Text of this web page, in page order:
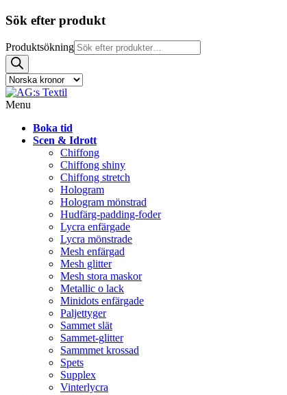
Sök efter produkt
Produktsökning
Menu
Boka tid
Scen & Idrott
Chiffong
Chiffong shiny
Chiffong stretch
Hologram
Hologram mönstrad
Hudfärg-padding-foder
Lycra enfärgade
Lycra mönstrade
Mesh enfärgad
Mesh glitter
Mesh stora maskor
Metallic o lack
Minidots enfärgade
Paljettyger
Sammet slät
Sammet-glitter
Sammmet krossad
Spets
Supplex
Vinterlycra